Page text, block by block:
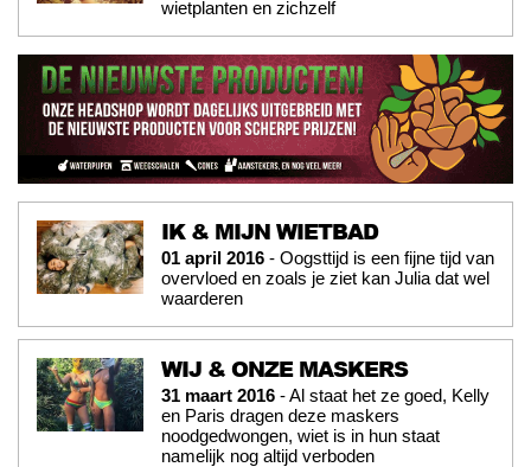
wietplanten en zichzelf
IK & MIJN WIETBAD
01 april 2016 - Oogsttijd is een fijne tijd van
overvloed en zoals je ziet kan Julia dat wel
waarderen
WIJ & ONZE MASKERS
31 maart 2016 - Al staat het ze goed, Kelly
en Paris dragen deze maskers
noodgedwongen, wiet is in hun staat
namelijk nog altijd verboden